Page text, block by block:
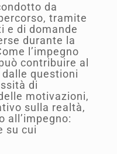
da
tramite
e di domande
durante la
l’impegno
contribuire al
questioni
di
motivazioni,
sulla realtà,
all’impegno:
su cui